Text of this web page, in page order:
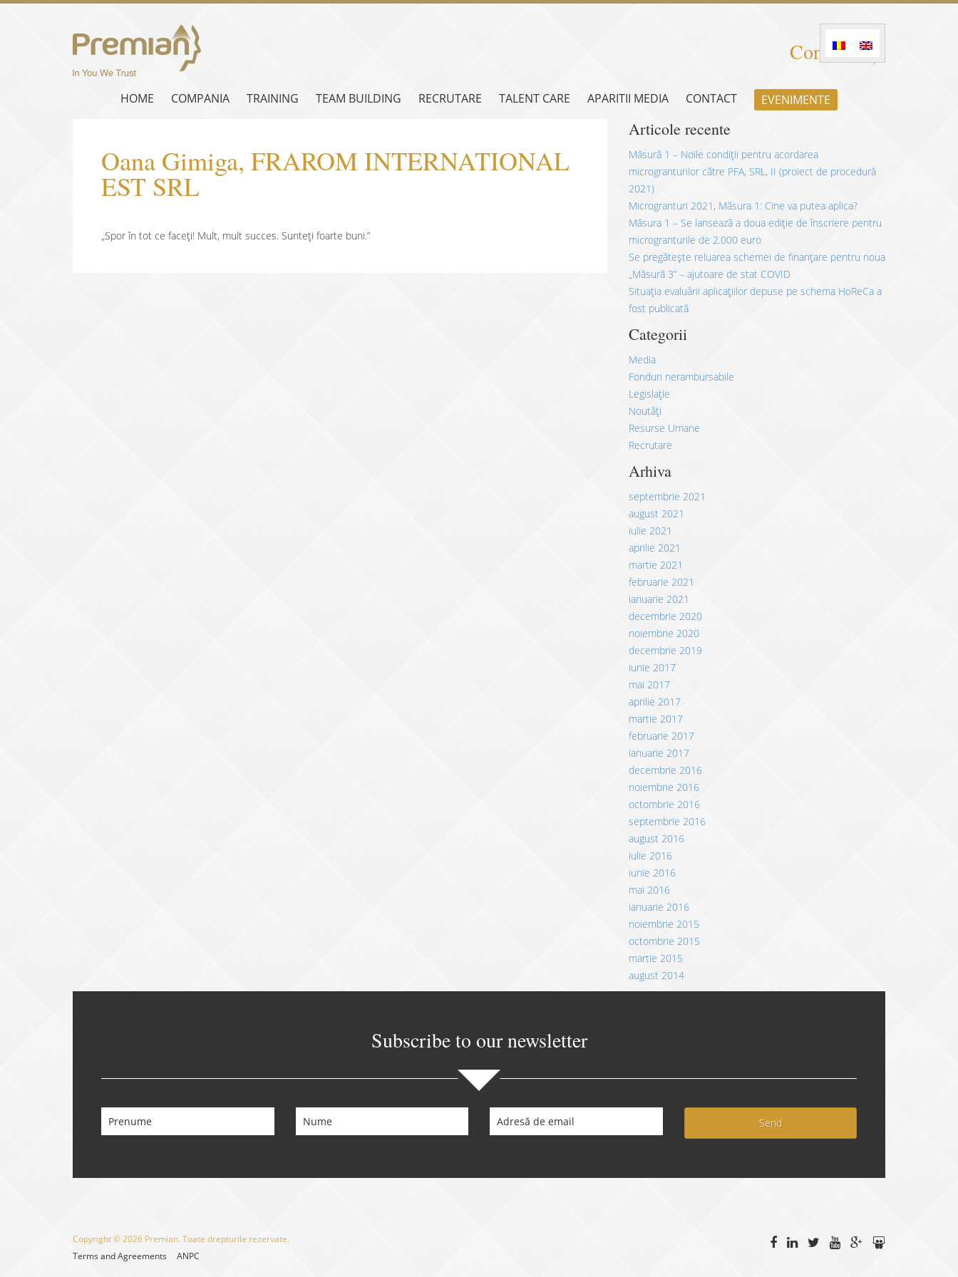
Consultanță
HOME COMPANIA TRAINING TEAM BUILDING RECRUTARE TALENT CARE APARITII MEDIA CONTACT EVENIMENTE
Oana Gimiga, FRAROM INTERNATIONAL
EST SRL
„Spor în tot ce faceți! Mult, mult succes. Sunteți foarte buni.”
Articole recente
Măsură 1 – Noile condiții pentru acordarea
microgranturilor către PFA, SRL, II (proiect de procedură
2021)
Microgranturi 2021, Măsura 1: Cine va putea aplica?
Măsura 1 – Se lansează a doua ediție de înscriere pentru
microgranturile de 2.000 euro
Se pregătește reluarea schemei de finanțare pentru noua
„Măsură 3” – ajutoare de stat COVID
Situația evaluării aplicațiilor depuse pe schema HoReCa a
fost publicată
Categorii
Media
Fonduri nerambursabile
Legislație
Noutăți
Resurse Umane
Recrutare
Arhiva
septembrie 2021
august 2021
iulie 2021
aprilie 2021
martie 2021
februarie 2021
ianuarie 2021
decembrie 2020
noiembrie 2020
decembrie 2019
iunie 2017
mai 2017
aprilie 2017
martie 2017
februarie 2017
ianuarie 2017
decembrie 2016
noiembrie 2016
octombrie 2016
septembrie 2016
august 2016
iulie 2016
iunie 2016
mai 2016
ianuarie 2016
noiembrie 2015
octombrie 2015
martie 2015
august 2014
Subscribe to our newsletter
Send
Copyright © 2026 Premian. Toate drepturile rezervate.
Terms and Agreements
ANPC